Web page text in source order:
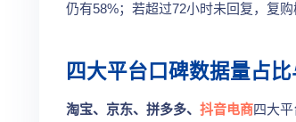
仍有58%；若超过72小时未回复，复
四大平台口碑数据量占
淘宝、京东、拼多多、 抖音电商四大